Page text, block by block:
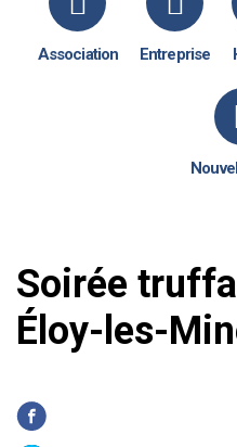
Association Entreprise
Soirée
Éloy-les-